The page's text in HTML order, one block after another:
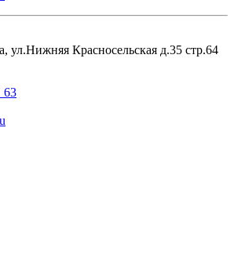
ул.Нижняя Красносельская д.35 стр.64
63